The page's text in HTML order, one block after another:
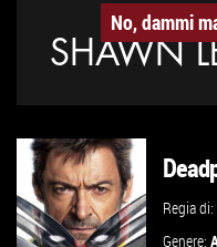
No, dammi
SHAWN
Regia di:
Genere: